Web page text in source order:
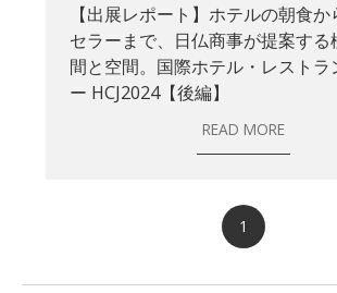
【出展レポート】ホテルの朝食
セラーまで、日仏商事が提案する
間と空間。国際ホテル・レストラ
ー HCJ2024【後編】
READ MORE
1